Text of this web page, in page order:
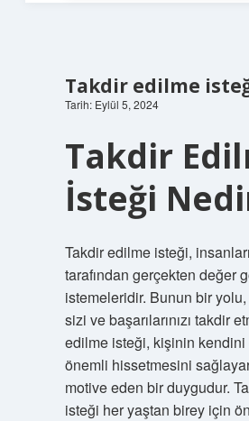
Takdir edilme
Tarih: Eylül 5, 2024
Takdir
İsteği
Takdir edilme isteği,
tarafından gerçekten değer
istemeleridir. Bunun bir yolu,
sizi ve başarılarınızı takdir
edilme isteği, kişinin
önemli hissetmesini
motive eden bir duygudur.
isteği her yaştan birey için